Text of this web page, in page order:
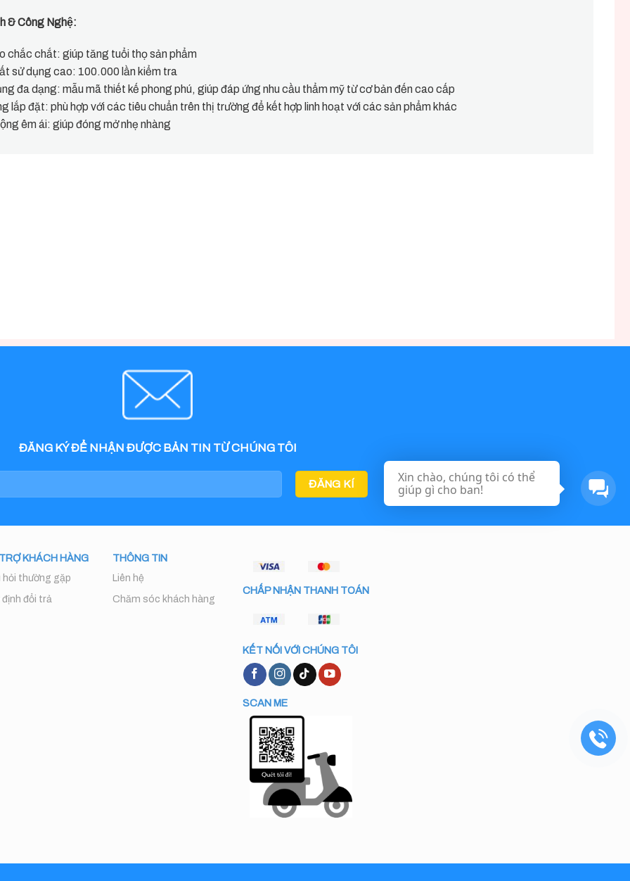
& Công Nghệ:
chắc chắt: giúp tăng tuổi thọ sản phẩm
sử dụng cao: 100.000 lần kiểm tra
đa dạng: mẫu mã thiết kế phong phú, giúp đáp ứng nhu cầu thẩm mỹ từ cơ bản đến cao cấp
lắp đặt: phù hợp với các tiêu chuẩn trên thị trường để kết hợp linh hoạt với các sản phẩm khác
êm ái: giúp đóng mở nhẹ nhàng
ĐĂNG KÝ ĐỂ NHẬN ĐƯỢC BẢN TIN TỪ CHÚNG TÔI
KHÁCH HÀNG
hỏi thường gặp
định đổi trả
THÔNG TIN
Liên hệ
Chăm sóc khách hàng
CHẤP NHẬN THANH TOÁN
KẾT NỐI VỚI CHÚNG TÔI
SCAN ME
Xin chào, chúng tôi có thể
giúp gì cho ban!